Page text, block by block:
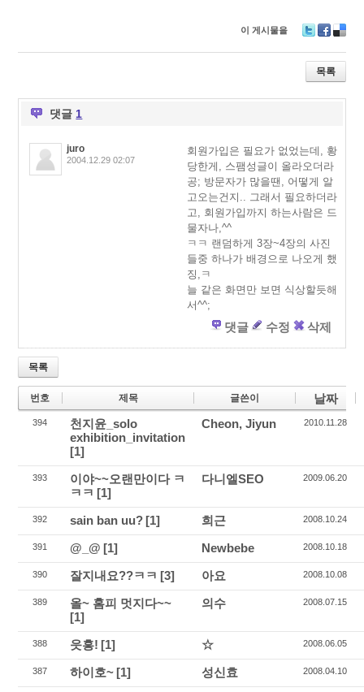
이 게시물을
wi
er
ac
e
b
eli
ci
o
목록
댓글 1
juro
2004.12.29 02:07
회원가입은 필요가 없었는데, 황
당한게, 스팸성글이 올라오더라
공; 방문자가 많을땐, 어떻게 알
고오는건지.. 그래서 필요하더라
고, 회원가입까지 하는사람은 드
물자나,^^
ㅋㅋ 랜덤하게 3장~4장의 사진
들중 하나가 배경으로 나오게 했
징,ㅋ
늘 같은 화면만 보면 식상할듯해
서^^;
댓글 수정 삭제
목록
번호 제목 글쓴이 날짜
394
천지윤_solo
exhibition_invitation
[1]
Cheon, Jiyun 2010.11.28
393
이야~~오랜만이다 ㅋ
ㅋㅋ [1]
다니엘SEO 2009.06.20
392 sain ban uu? [1] 희근 2008.10.24
391 @_@ [1] Newbebe 2008.10.18
390 잘지내요??ㅋㅋ [3] 아요 2008.10.08
389
올~ 홈피 멋지다~~
[1]
의수 2008.07.15
388 읏흥! [1] ☆ 2008.06.05
387 하이호~ [1] 성신효 2008.04.10